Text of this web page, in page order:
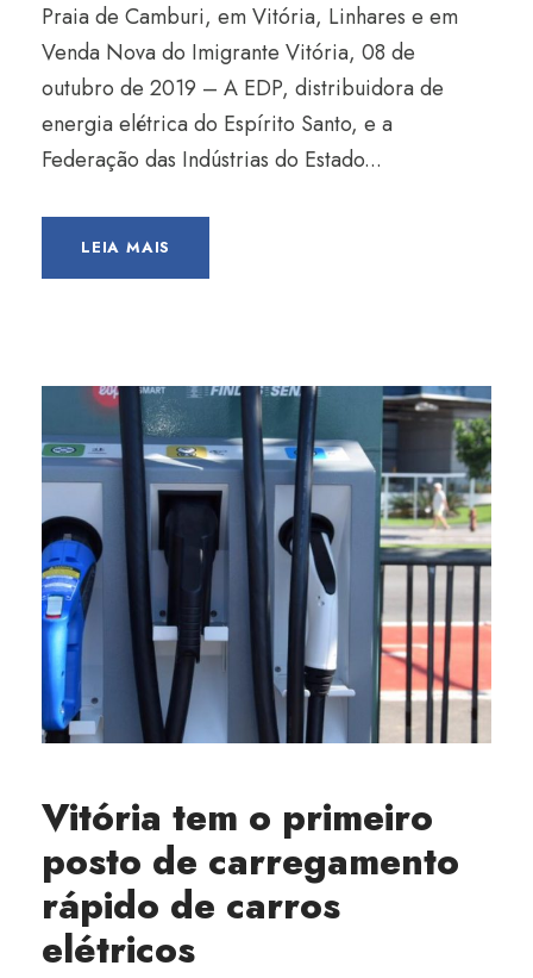
Praia de Camburi, em Vitória, Linhares e em
Venda Nova do Imigrante Vitória, 08 de
outubro de 2019 – A EDP, distribuidora de
energia elétrica do Espírito Santo, e a
Federação das Indústrias do Estado...
LEIA MAIS
Vitória tem o primeiro
posto de carregamento
rápido de carros
elétricos